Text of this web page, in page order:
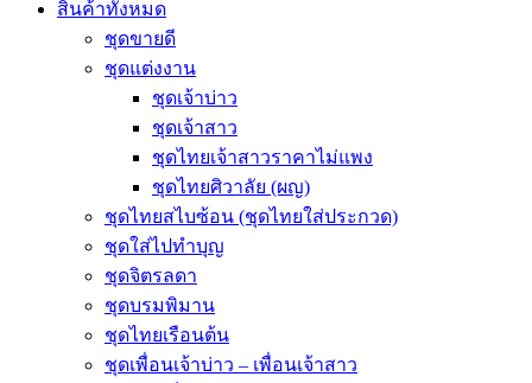
สินค้าทั้งหมด
ชุดขายดี
ชุดแต่งงาน
ชุดเจ้าบ่าว
ชุดเจ้าสาว
ชุดไทยเจ้าสาวราคาไม่แพง
ชุดไทยศิวาลัย (ผญ)
ชุดไทยสไบซ้อน (ชุดไทยใส่ประกวด)
ชุดใส่ไปทำบุญ
ชุดจิตรลดา
ชุดบรมพิมาน
ชุดไทยเรือนต้น
ชุดเพื่อนเจ้าบ่าว – เพื่อนเจ้าสาว